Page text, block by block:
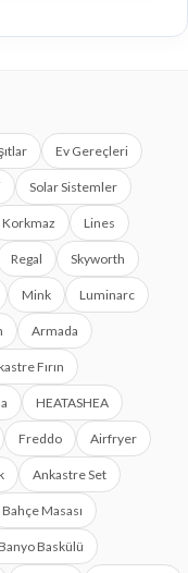
Ev Gereçleri
Solar Sistemler
Korkmaz Lines
Regal Skyworth
Mink Luminarc
Armada
Fırın
HEATASHEA
Freddo Airfryer
Ankastre Set
Bahçe Masası
Baskülü